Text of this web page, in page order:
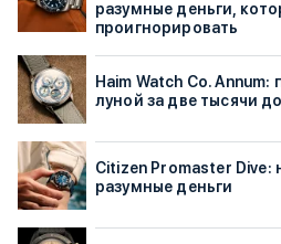
разумные деньги,
проигнорировать
Haim Watch Co.
луной за две тысячи
Citizen Promaster Dive:
разумные деньги